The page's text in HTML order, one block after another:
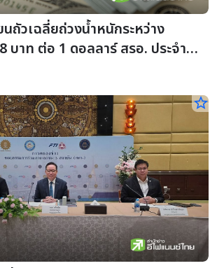
ถัวเฉลี่ยถ่วงน้ำหนักระหว่าง
บาท ต่อ 1 ดอลลาร์ สรอ. ประจำวัน
star_border